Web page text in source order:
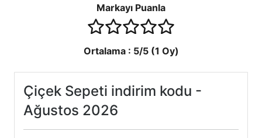
Markayı Puanla
4 stars
3 stars
2 stars
1 stars
Ortalama : 5/5 (1 Oy)
Çiçek Sepeti indirim kodu -
Ağustos 2026